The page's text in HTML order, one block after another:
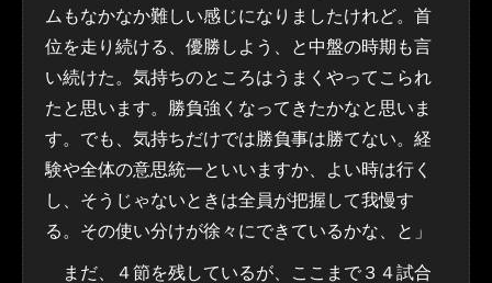
ムもなかなか難しい感じになりましたけれど。首
位を走り続ける、優勝しよう、と中盤の時期も言
い続けた。気持ちのところはうまくやってこられ
たと思います。勝負強くなってきたかなと思いま
す。でも、気持ちだけでは勝負事は勝てない。経
験や全体の意思統一といいますか、よい時は行く
し、そうじゃないときは全員が把握して我慢す
る。その使い分けが徐々にできているかな、と」
まだ、４節を残しているが、ここまで３４試合